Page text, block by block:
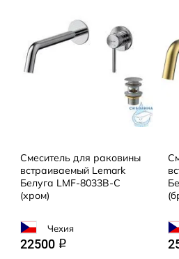
Смеситель для раковины
встраиваемый Lemark
Белуга LMF-8033B-C
(хром)
Чехия
22500 q